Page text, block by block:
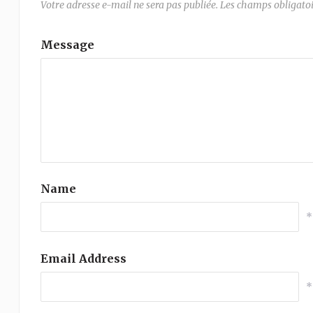
Votre adresse e-mail ne sera pas publiée. Les champs
Message
Name
*
Email Address
*